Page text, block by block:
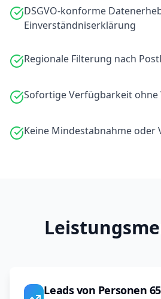
DSGVO-konforme
Einverständniserklärung
Regionale Filterung nach
Sofortige Verfügbarkeit ohne
Keine Mindestabnahme oder
Leads von Personen